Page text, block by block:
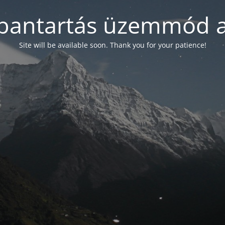
üzemmód
Site will be available soon. Thank you for your patience!